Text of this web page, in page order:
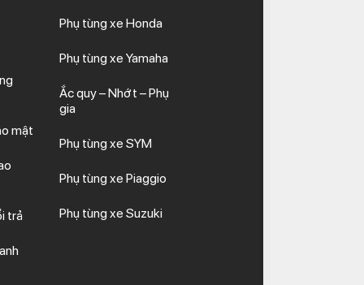
và được cam kết
mật
trả
Phụ tùng xe Honda
Phụ tùng xe Yamaha
Ắc quy – Nhớt – Phụ
gia
Phụ tùng xe SYM
Phụ tùng xe Piaggio
Phụ tùng xe Suzuki